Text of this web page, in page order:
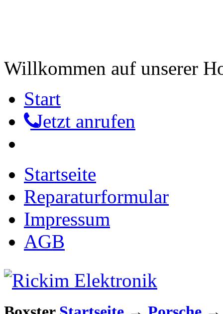
Willkommen auf unserer
Start
Jetzt anrufen
Startseite
Reparaturformular
Impressum
AGB